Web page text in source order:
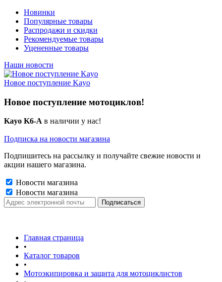
Новинки
Популярные товары
Распродажи и скидки
Рекомендуемые товары
Уцененные товары
Наши новости
Новое поступление Kayo
Новое поступление мотоциклов!
Kayo K6-A в наличии у нас!
Подписка на новости магазина
Подпишитесь на рассылку и получайте свежие новости и
акции нашего магазина.
Новости магазина
Новости магазина
Главная страница
•
Каталог товаров
•
Мотоэкипировка и защита для мотоциклистов